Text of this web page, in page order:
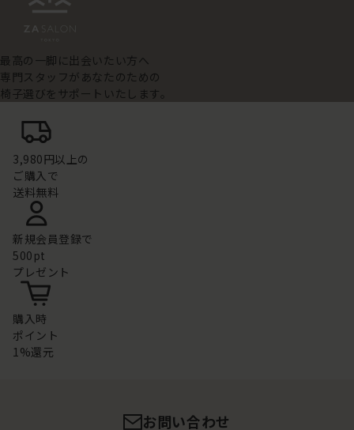
最高の一脚に出会いたい方へ
専門スタッフがあなたのための
椅子選びをサポートいたします。
3,980円以上の
ご購入で
送料無料
新規会員登録で
500pt
プレゼント
購入時
ポイント
1%還元
お問い合わせ